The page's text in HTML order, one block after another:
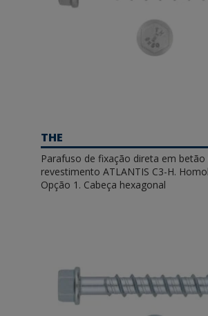
THE
Parafuso de fixação direta em betão
revestimento ATLANTIS C3-H.
Opção 1. Cabeça hexagonal